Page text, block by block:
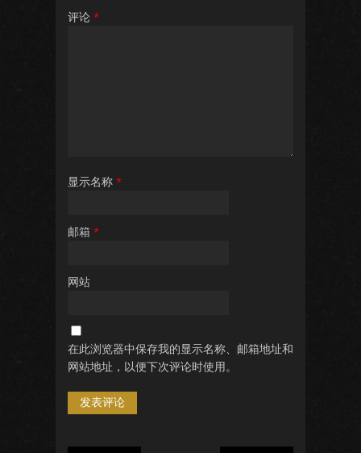
评论 *
显示名称 *
邮箱 *
网站
在此浏览器中保存我的显示名称、邮箱地址和
网站地址，以便下次评论时使用。